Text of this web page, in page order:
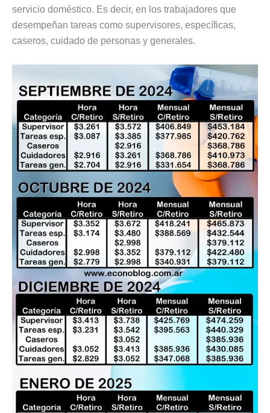
servicio doméstico. Es decir, en los trabajadores que
desempeñan tareas como supervisores, específicas,
caseros, cuidado de personas y generales.